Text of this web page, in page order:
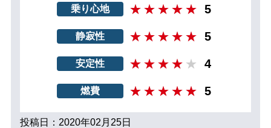
乗り心地 5
静寂性 5
安定性 4
燃費 5
投稿日：2020年02月25日